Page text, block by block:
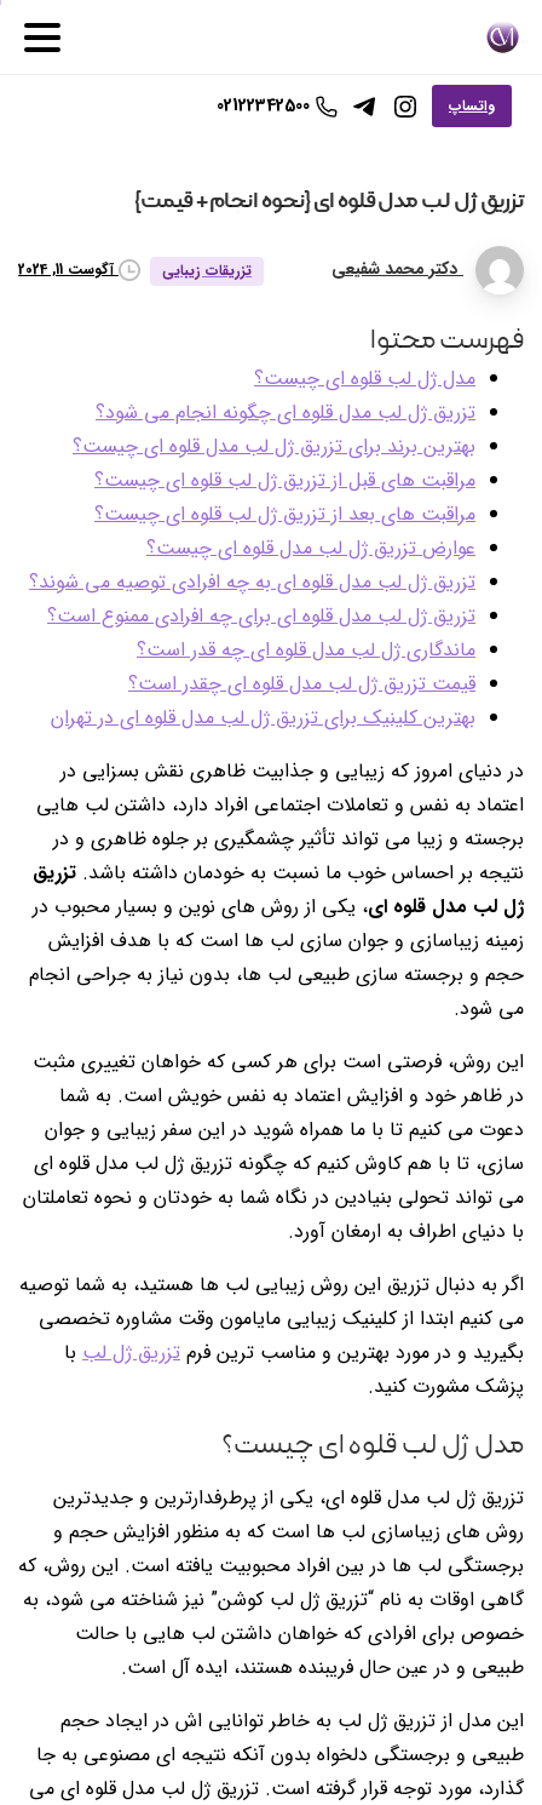
واتساپ 02122342500
تزریقژللبمدلقلوهای{نحوهانجام+قیمت}
دکتر محمد شفیعی تزریقات زیبایی آگوست 11, 2024
فهرست محتوا
مدل ژل لب قلوه ای چیست؟
تزریق ژل لب مدل قلوه ای چگونه انجام می شود؟
بهترین برند برای تزریق ژل لب مدل قلوه ای چیست؟
مراقبت های قبل از تزریق ژل لب قلوه ای چیست؟
مراقبت های بعد از تزریق ژل لب قلوه ای چیست؟
عوارض تزریق ژل لب مدل قلوه ای چیست؟
تزریق ژل لب مدل قلوه ای به چه افرادی توصیه می شوند؟
تزریق ژل لب مدل قلوه ای برای چه افرادی ممنوع است؟
ماندگاری ژل لب مدل قلوه ای چه قدر است؟
قیمت تزریق ژل لب مدل قلوه ای چقدر است؟
بهترین کلینیک برای تزریق ژل لب مدل قلوه ای در تهران
در دنیای امروز که زیبایی و جذابیت ظاهری نقش بسزایی در
اعتماد به نفس و تعاملات اجتماعی افراد دارد، داشتن لب هایی
برجسته و زیبا می تواند تأثیر چشمگیری بر جلوه ظاهری و در
نتیجه بر احساس خوب ما نسبت به خودمان داشته باشد. تزریق
ژل لب مدل قلوه ای، یکی از روش های نوین و بسیار محبوب در
زمینه زیباسازی و جوان سازی لب ها است که با هدف افزایش
حجم و برجسته سازی طبیعی لب ها، بدون نیاز به جراحی انجام
می شود.
این روش، فرصتی است برای هر کسی که خواهان تغییری مثبت
در ظاهر خود و افزایش اعتماد به نفس خویش است. به شما
دعوت می کنیم تا با ما همراه شوید در این سفر زیبایی و جوان
سازی، تا با هم کاوش کنیم که چگونه تزریق ژل لب مدل قلوه ای
می تواند تحولی بنیادین در نگاه شما به خودتان و نحوه تعاملتان
با دنیای اطراف به ارمغان آورد.
اگر به دنبال تزریق این روش زیبایی لب ها هستید، به شما توصیه
می کنیم ابتدا از کلینیک زیبایی مایامون وقت مشاوره تخصصی
بگیرید و در مورد بهترین و مناسب ترین فرم تزریق ژل لب با
پزشک مشورت کنید.
مدل ژل لب قلوه ای چیست؟
تزریق ژل لب مدل قلوه ای، یکی از پرطرفدارترین و جدیدترین
روش های زیباسازی لب ها است که به منظور افزایش حجم و
برجستگی لب ها در بین افراد محبوبیت یافته است. این روش، که
گاهی اوقات به نام “تزریق ژل لب کوشن” نیز شناخته می شود، به
خصوص برای افرادی که خواهان داشتن لب هایی با حالت
طبیعی و در عین حال فریبنده هستند، ایده آل است.
این مدل از تزریق ژل لب به خاطر توانایی اش در ایجاد حجم
طبیعی و برجستگی دلخواه بدون آنکه نتیجه ای مصنوعی به جا
گذارد، مورد توجه قرار گرفته است. تزریق ژل لب مدل قلوه ای می